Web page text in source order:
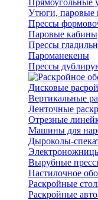
Прямоугольные
Утюги, паровые
Прессы
Паровые кабины
Прессы
Пароманекены
Прессы
Дисковые
Вертикальные
Ленточные
Отрезные
Машины для
Дыроколы-
Вырубные
Настилочное
Раскройные
Раскройные